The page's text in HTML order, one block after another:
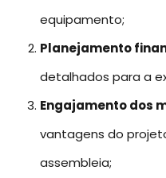
equipamento;
Planejamento
detalhados para a
Engajamento dos
vantagens do
assembleia;